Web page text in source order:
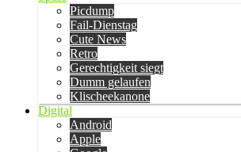
Picdump
Fail-Dienstag
Cute News
Retro
Gerechtigkeit siegt
Dumm gelaufen
Klischeekanone
Digital
Android
Apple